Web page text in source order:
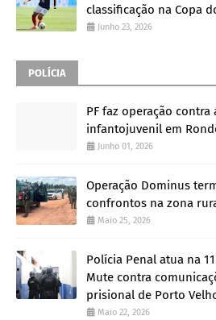
classificação na Copa
Junho 23, 2026
POLÍCIA
PF faz operação contra
infantojuvenil em
Junho 01, 2026
Operação Dominus
confrontos na zona
Maio 25, 2026
Polícia Penal atua na
Mute contra
prisional de Porto
Maio 22, 2026